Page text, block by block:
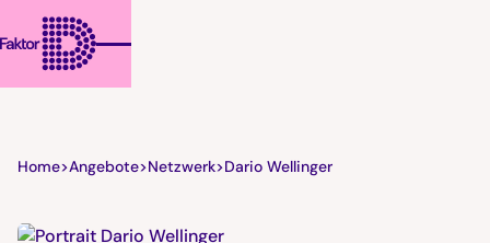
Home>Angebote>Netzwerk>Dario Wellinger